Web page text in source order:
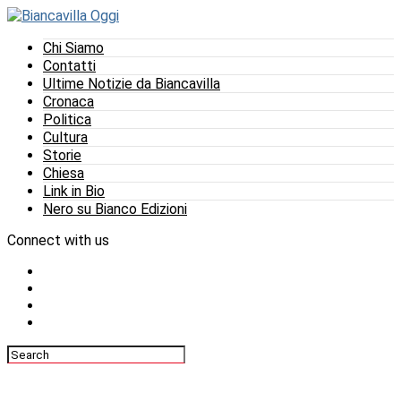
Chi Siamo
Contatti
Ultime Notizie da Biancavilla
Cronaca
Politica
Cultura
Storie
Chiesa
Link in Bio
Nero su Bianco Edizioni
Connect with us